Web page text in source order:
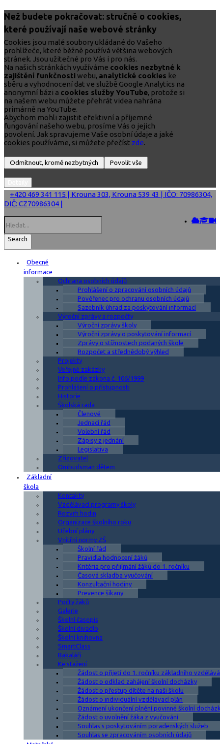
Než budete pokračovat: stručně o cookies,
které používají naše webové stránky
Cookies jsou malé soubory ukládané do Vašeho
prohlížeče, které běžně používá většina webových
stránek. Jsou užitečné pro Vás i pro nás.
Na našich stránkách využíváme cookies nezbytné k
zajištění funkčnosti webu, analytické cookies ke
sběru a vyhodnocení dat ve službě Google Analytics na
anonymní bázi a cookies služby YouTube, protože si
na našem webu můžete přehrát videa nahrána
primárně na YouTube.
Abychom mohli zajistit efektivní a příjemné
fungování našeho webu, prosíme Vás o jejich
povolení. Jak spravujeme Vaše osobní údaje a jaké
cookies používáme, si můžete přečíst zde.
+420 469 341 115 | Krouna 303, Krouna 539 43 | IČO: 70986304,
DIČ: CZ70986304 |
Search
Obecné
informace
Ochrana osobních údajů
Prohlášení o zpracování osobních údajů
Pověřenec pro ochranu osobních údajů
Sazebník úhrad za poskytování informací
Výroční zprávy a rozpočty
Výroční zprávy školy
Výroční zprávy o poskytování informací
Zprávy o stížnostech podaných škole
Rozpočet a střednědobý výhled
Projekty
Veřejné zakázky
Info podle zákona č. 106/1999
Prohlášení o přístupnosti
Historie
Školská rada
Členové
Jednací řád
Volební řád
Zápisy z jednání
Legislativa
Zřizovatel
Ombudsman dětem
Základní
škola
Kontakty
Vzdělávací programy školy
Rozvrh hodin
Organizace školního roku
Učební plány
Vnitřní normy ZŠ
Školní řád
Pravidla hodnocení žáků
Kritéria pro přijímání žáků do 1. ročníku
Časová skladba vyučování
Konzultační hodiny
Prevence šikany
Počty žáků
Galerie
Školní časopis
Školní divadlo
Školní knihovna
SmartClass
Bakaláři
Ke stažení
Žádost o přijetí do 1. ročníku základního
Žádost o odklad zahájení školní docházky
Žádost o přestup dítěte na naši školu
Žádost o individuální vzdělávací plán
Oznámení ukončení plnění povinné školní
Žádost o uvolnění žáka z vyučování
Souhlas s poskytováním poradenských služeb
Souhlas se zpracováním osobních údajů